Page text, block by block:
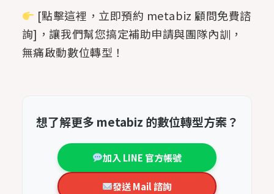
[點擊這裡，立即預約 metabiz 顧問免費諮
詢]，讓我們幫您搞定補助申請與團隊內訓，
無痛啟動數位轉型！
想了解更多 metabiz 的數位轉型方案？
加入 LINE 官方帳號
發送 Mail 諮詢